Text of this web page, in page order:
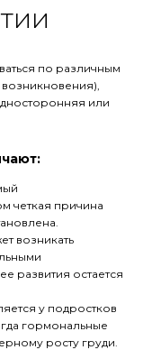
по различным
или
четкая причина
возникать
развития остается
у подростков
гормональные
росту груди.